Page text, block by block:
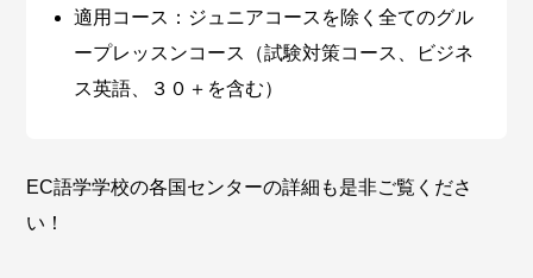
適用コース：ジュニアコースを除く全てのグル
ープレッスンコース（試験対策コース、ビジネ
ス英語、３０＋を含む）
EC語学学校の各国センターの詳細も是非ご覧くださ
い！